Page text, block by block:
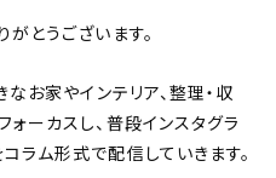
とうございます。
なお家やインテリア、整理・収
ーカスし、普段インスタグラ
ラム形式で配信していきます。